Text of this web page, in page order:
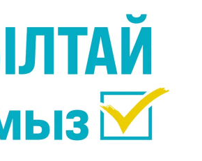
едім. Бар жырын маған
еді. Мұқағали айтқан ғой,
сыйлап, сәбиге қарайсың ба»
Жолыңда әлі талай ақын